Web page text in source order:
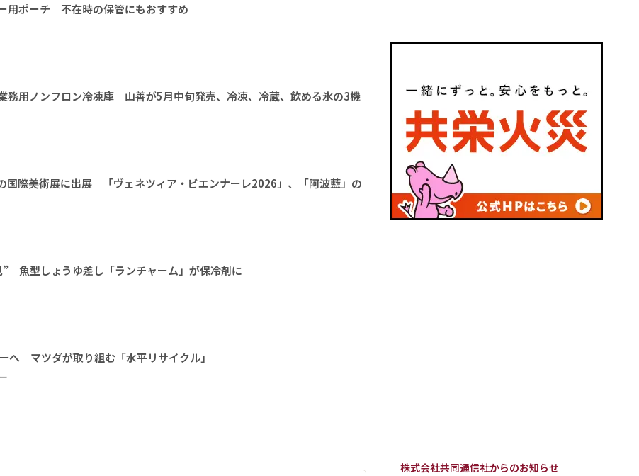
用ポーチ 不在時の保管にもおすすめ
務用ノンフロン冷凍庫 山善が5月中旬発売、冷凍、冷蔵、飲める氷の3機
国際美術展に出展 「ヴェネツィア・ビエンナーレ2026」、「阿波藍」の
” 魚型しょうゆ差し「ランチャーム」が保冷剤に
へ マツダが取り組む「水平リサイクル」
株式会社共同通信社からのお知らせ